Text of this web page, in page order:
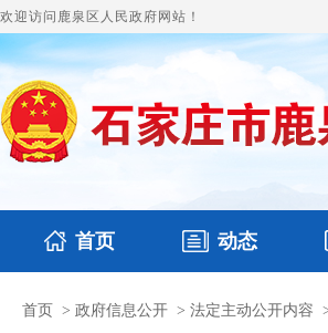
欢迎访问鹿泉区人民政府网站！
首页 动态
国务要闻 鹿泉要闻
本区文件
首页 > 政府信息公开 > 法定主动公开内容